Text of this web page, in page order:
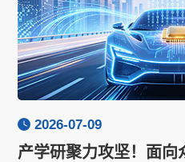
2026-07-09
产学研聚力攻坚！面向